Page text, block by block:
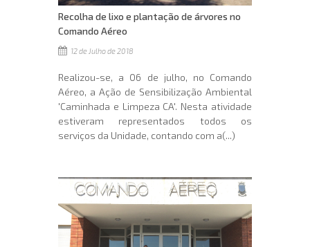
Recolha de lixo e plantação de árvores no
Comando Aéreo
12 de Julho de 2018
Realizou-se, a 06 de julho, no Comando
Aéreo, a Ação de Sensibilização Ambiental
'Caminhada e Limpeza CA'. Nesta atividade
estiveram representados todos os
serviços da Unidade, contando com a(...)